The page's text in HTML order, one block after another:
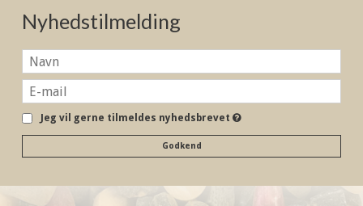
Nyhedstilmelding
Jeg vil gerne tilmeldes nyhedsbrevet
Godkend